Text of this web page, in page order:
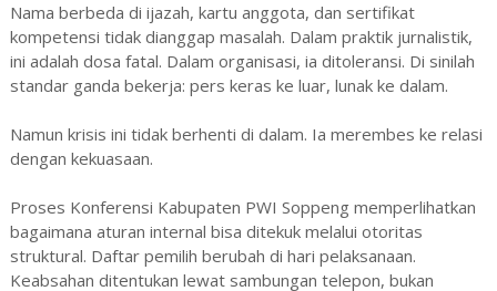
Nama berbeda di ijazah, kartu anggota, dan sertifikat
kompetensi tidak dianggap masalah. Dalam praktik jurnalistik,
ini adalah dosa fatal. Dalam organisasi, ia ditoleransi. Di sinilah
standar ganda bekerja: pers keras ke luar, lunak ke dalam.
Namun krisis ini tidak berhenti di dalam. Ia merembes ke relasi
dengan kekuasaan.
Proses Konferensi Kabupaten PWI Soppeng memperlihatkan
bagaimana aturan internal bisa ditekuk melalui otoritas
struktural. Daftar pemilih berubah di hari pelaksanaan.
Keabsahan ditentukan lewat sambungan telepon, bukan